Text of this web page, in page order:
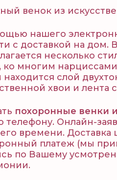
венок из
нашего
с доставкой на дом.
несколько
ко многим
находится слой
хвои и лента
похоронные венки
телефону. Онлайн-
времени.
платеж (мы
по Вашему